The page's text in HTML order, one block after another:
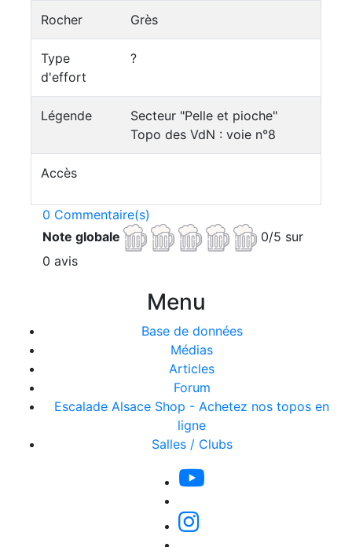
Rocher Grès
Type
d'effort
?
Légende
Secteur "Pelle et pioche"
Topo des VdN : voie n°8
Accès
0 Commentaire(s)
Note globale
0/5 sur
0 avis
Menu
Base de données
Médias
Articles
Forum
Escalade Alsace Shop - Achetez nos topos en
ligne
Salles / Clubs